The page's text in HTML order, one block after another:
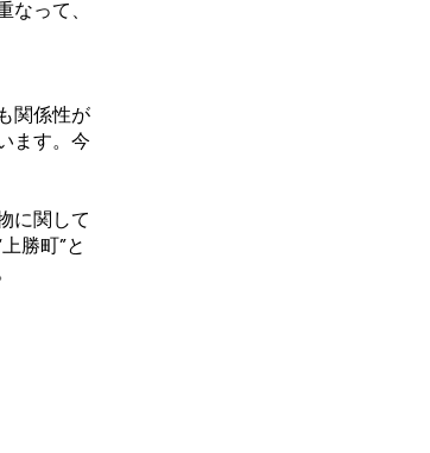
なって、
関係性が
ます。今
に関して
勝町”と